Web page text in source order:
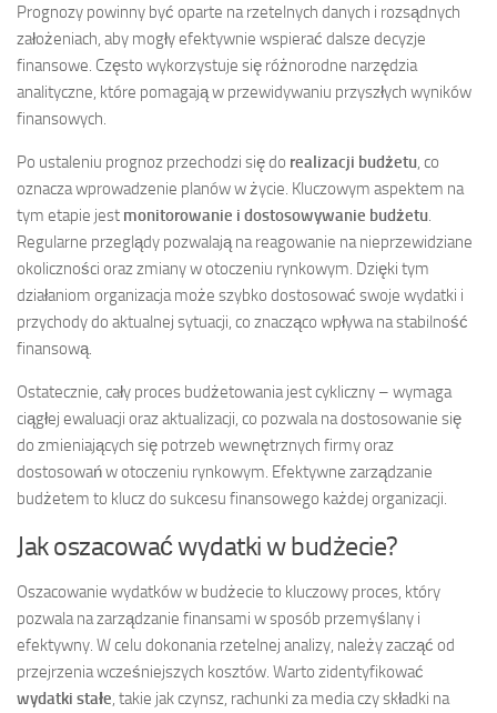
Prognozy powinny być oparte na rzetelnych danych i rozsądnych
założeniach, aby mogły efektywnie wspierać dalsze decyzje
finansowe. Często wykorzystuje się różnorodne narzędzia
analityczne, które pomagają w przewidywaniu przyszłych wyników
finansowych.
Po ustaleniu prognoz przechodzi się do realizacji budżetu, co
oznacza wprowadzenie planów w życie. Kluczowym aspektem na
tym etapie jest monitorowanie i dostosowywanie budżetu.
Regularne przeglądy pozwalają na reagowanie na nieprzewidziane
okoliczności oraz zmiany w otoczeniu rynkowym. Dzięki tym
działaniom organizacja może szybko dostosować swoje wydatki i
przychody do aktualnej sytuacji, co znacząco wpływa na stabilność
finansową.
Ostatecznie, cały proces budżetowania jest cykliczny – wymaga
ciągłej ewaluacji oraz aktualizacji, co pozwala na dostosowanie się
do zmieniających się potrzeb wewnętrznych firmy oraz
dostosowań w otoczeniu rynkowym. Efektywne zarządzanie
budżetem to klucz do sukcesu finansowego każdej organizacji.
Jak oszacować wydatki w budżecie?
Oszacowanie wydatków w budżecie to kluczowy proces, który
pozwala na zarządzanie finansami w sposób przemyślany i
efektywny. W celu dokonania rzetelnej analizy, należy zacząć od
przejrzenia wcześniejszych kosztów. Warto zidentyfikować
wydatki stałe, takie jak czynsz, rachunki za media czy składki na